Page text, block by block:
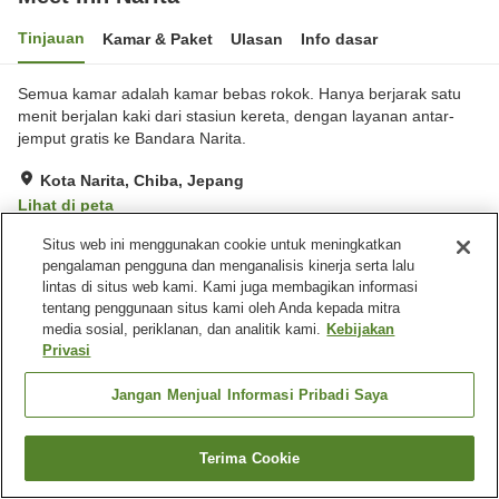
Tinjauan Kamar & Paket Ulasan Info dasar
Semua kamar adalah kamar bebas rokok. Hanya berjarak satu
menit berjalan kaki dari stasiun kereta, dengan layanan antar-
jemput gratis ke Bandara Narita.
Kota Narita, Chiba, Jepang
Lihat di peta
Sangat baik Ulasan: 508
Fasilitas properti
Lima menit berjalan kaki ke
stasiun
Mesin penjual otomatis
Beranda Jepang Chiba Kota Narita Meet Inn Narita
Cari kamar
Situs web ini menggunakan cookie untuk meningkatkan
pengalaman pengguna dan menganalisis kinerja serta lalu
lintas di situs web kami. Kami juga membagikan informasi
tentang penggunaan situs kami oleh Anda kepada mitra
media sosial, periklanan, dan analitik kami. Kebijakan
Privasi
Jangan Menjual Informasi Pribadi Saya
Terima Cookie